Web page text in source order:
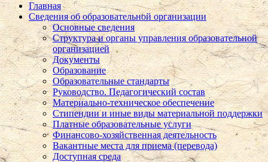
Главная
Сведения об образовательной организации
Основные сведения
Структура и органы управления образовательной
организацией
Документы
Образование
Образовательные стандарты
Руководство. Педагогический состав
Материально-техническое обеспечение
Стипендии и иные виды материальной поддержки
Платные образовательные услуги
Финансово-хозяйственная деятельность
Вакантные места для приема (перевода)
Доступная среда